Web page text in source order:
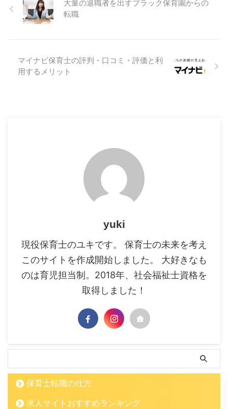
大量の退職者を出すブラック保育園からの
転職
マイナビ保育士の評判・口コミ・評価と利
用するメリット
yuki
現役保育士のユキです。 保育士の未来を考え
このサイトを作成開始しました。 大好きなも
のは育児担当制。2018年、社会福祉士資格を
取得しました！
保育士転職の仕方
求人サイトおすすめランキング